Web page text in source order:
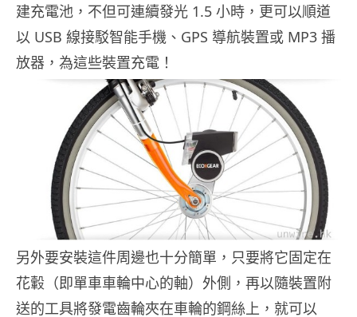
建充電池，不但可連續發光 1.5 小時，更可以順道
以 USB 線接駁智能手機、GPS 導航裝置或 MP3 播
放器，為這些裝置充電！
另外要安裝這件周邊也十分簡單，只要將它固定在
花轂（即單車車輪中心的軸）外側，再以隨裝置附
送的工具將發電齒輪夾在車輪的鋼絲上，就可以